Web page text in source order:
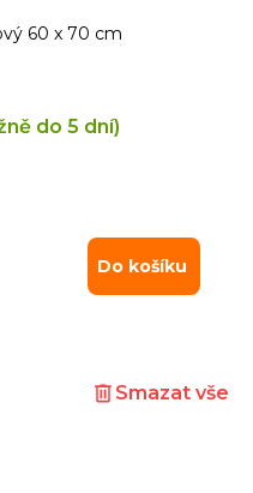
60 x 70 cm
do 5 dní)
Do košíku
Smazat vše